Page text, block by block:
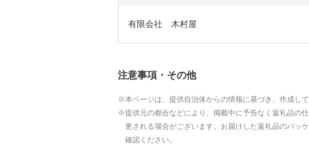
有限会社　木村屋
注意事項・その他
本ページは、提供自治体からの情報に基づき、作成して
提供元の都合などにより、掲載中に予告なく返礼品の
更される場合がございます。お届けした返礼品のパッ
確認ください。